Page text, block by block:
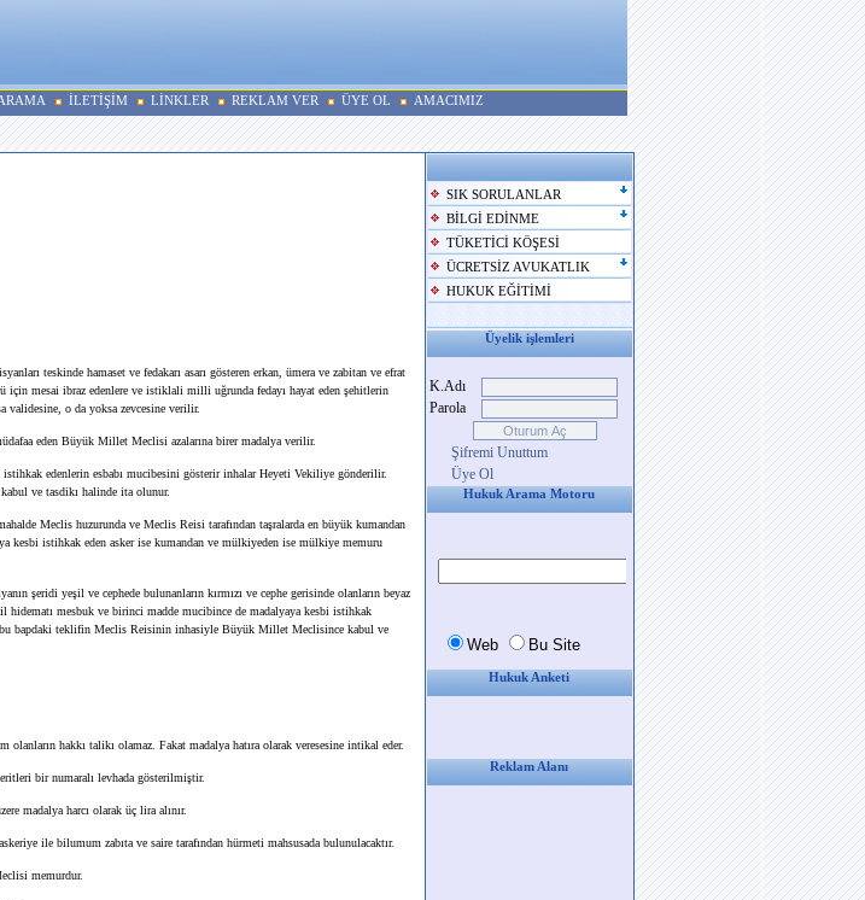
İLETİŞİM LİNKLER REKLAM VER ÜYE OL AMACIMIZ
teskinde hamaset ve fedakarı asarı gösteren erkan, ümera ve zabitan ve efrat
için mesai ibraz edenlere ve istiklali milli uğrunda fedayı hayat eden şehitlerin
validesine, o da yoksa zevcesine verilir.
eden Büyük Millet Meclisi azalarına birer madalya verilir.
edenlerin esbabı mucibesini gösterir inhalar Heyeti Vekiliye gönderilir.
ve tasdikı halinde ita olunur.
Meclis huzurunda ve Meclis Reisi tarafından taşralarda en büyük kumandan
kesbi istihkak eden asker ise kumandan ve mülkiyeden ise mülkiye memuru
şeridi yeşil ve cephede bulunanların kırmızı ve cephe gerisinde olanların beyaz
hidematı mesbuk ve birinci madde mucibince de madalyaya kesbi istihkak
bu bapdaki teklifin Meclis Reisinin inhasiyle Büyük Millet Meclisince kabul ve
olanların hakkı talikı olamaz. Fakat madalya hatıra olarak veresesine intikal eder.
bir numaralı levhada gösterilmiştir.
madalya harcı olarak üç lira alınır.
ile bilumum zabıta ve saire tarafından hürmeti mahsusada bulunulacaktır.
memurdur.
SIK SORULANLAR
BİLGİ EDİNME
TÜKETİCİ KÖŞESİ
ÜCRETSİZ AVUKATLIK
HUKUK EĞİTİMİ
Üyelik işlemleri
K.Adı
Parola
Şifremi Unuttum
Üye Ol
Hukuk Arama Motoru
Hukuk Anketi
Reklam Alanı